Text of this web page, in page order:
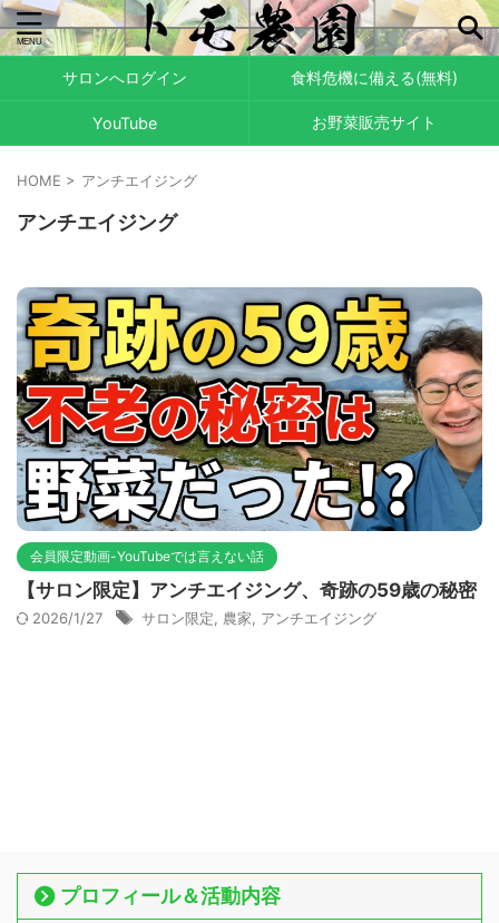
サロンへログイン 食料危機に備える(無料)
YouTube お野菜販売サイト
HOME > アンチエイジング
アンチエイジング
会員限定動画-YouTubeでは言えない話
【サロン限定】アンチエイジング、奇跡の59歳の秘密
2026/1/27 サロン限定, 農家, アンチエイジング
プロフィール＆活動内容